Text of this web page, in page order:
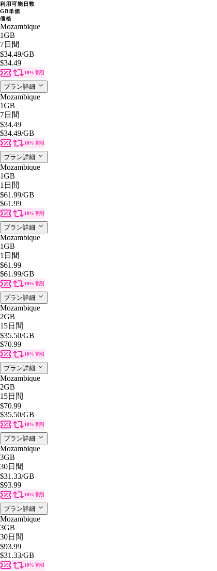
利用可能日数
GB単価
価格
Mozambique
1GB
7日間
$34.49/GB
$34.49
10% 割引
プラン詳細
Mozambique
1GB
7日間
$34.49
$34.49/GB
10% 割引
プラン詳細
Mozambique
1GB
1日間
$61.99/GB
$61.99
10% 割引
プラン詳細
Mozambique
1GB
1日間
$61.99
$61.99/GB
10% 割引
プラン詳細
Mozambique
2GB
15日間
$35.50/GB
$70.99
10% 割引
プラン詳細
Mozambique
2GB
15日間
$70.99
$35.50/GB
10% 割引
プラン詳細
Mozambique
3GB
30日間
$31.33/GB
$93.99
10% 割引
プラン詳細
Mozambique
3GB
30日間
$93.99
$31.33/GB
10% 割引